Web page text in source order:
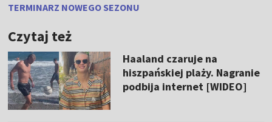
TERMINARZ NOWEGO SEZONU
Czytaj też
Haaland czaruje na
hiszpańskiej plaży. Nagranie
podbija internet [WIDEO]